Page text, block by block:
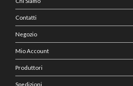
Contatti
Negozio
Mio Account
Produttori
Spedizioni